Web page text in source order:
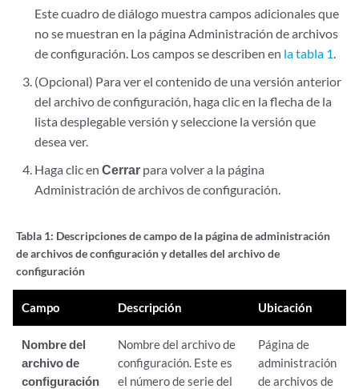
Este cuadro de diálogo muestra campos adicionales que
no se muestran en la página Administración de archivos
de configuración. Los campos se describen en la tabla 1.
(Opcional) Para ver el contenido de una versión anterior
del archivo de configuración, haga clic en la flecha de la
lista desplegable versión y seleccione la versión que
desea ver.
Haga clic enCerrar para volver a la página
Administración de archivos de configuración.
Tabla 1: Descripciones de campo de la página de administración
de archivos de configuración y detalles del archivo de
configuración
Campo Descripción Ubicación
Nombre del
archivo de
configuración
Nombre del archivo de
configuración. Este es
el número de serie del
Página de
administración
de archivos de